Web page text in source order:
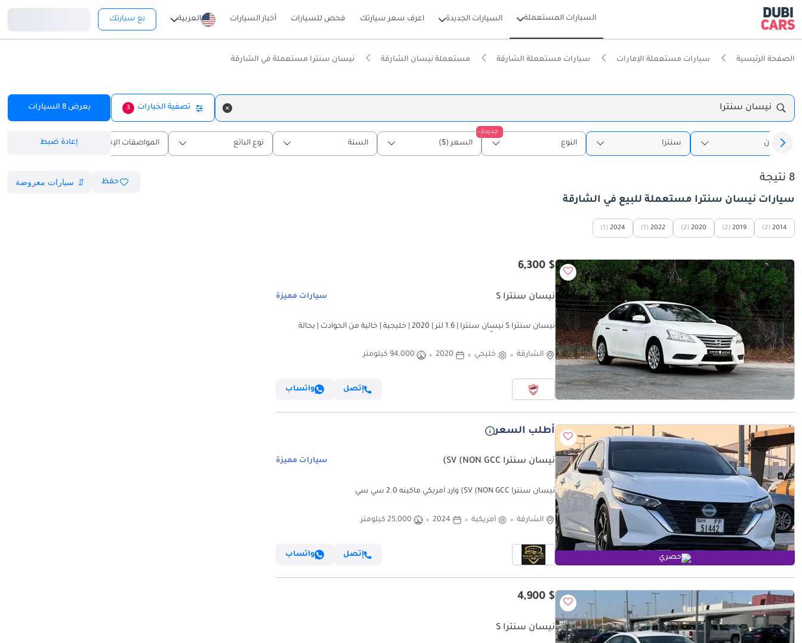
السيارات المستعملة السيارات الجديدة اعرف سعر سيارتك فحص للسيارات أخبار السيارات العربية بع سيارتك
الصفحة الرئيسية سيارات مستعملة الإمارات سيارات مستعملة الشارقة مستعملة نيسان الشارقة نيسان سنترا مستعملة في الشارقة
نيسان سنترا تصفية الخيارات 3 يعرض8 السيارات
نيسان سنترا
جديدة
النوع السعر ($) السنة نوع البائع المواصفات الإقليمية إعادة ضبط
8 نتيجة حفظ
سيارات نيسان سنترا مستعملة للبيع في الشارقة
2014
(2)
2019
(2)
2020
(2)
2022
(1)
2024
(1)
$ 6,300
نيسان سنترا S سيارات مميزة
نيسان سنترا S نيسان سنترا | 1.6 لتر | 2020 | خليجية | خالية من الحوادث | بحالة
الشارقة خليجي 2020 94,000 كيلومتر
إتصل واتساب
حصري
أطلب السعر
نيسان سنترا SV (NON GCC) سيارات مميزة
نيسان سنترا SV (NON GCC) وارد أمريكي ماكينه 2.0 سي سي
الشارقة أمريكية 2024 25,000 كيلومتر
إتصل واتساب
$ 4,900
نيسان سنترا S